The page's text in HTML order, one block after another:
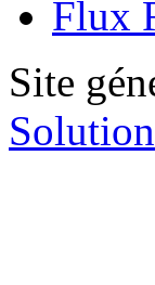
Flux
Site
Solution